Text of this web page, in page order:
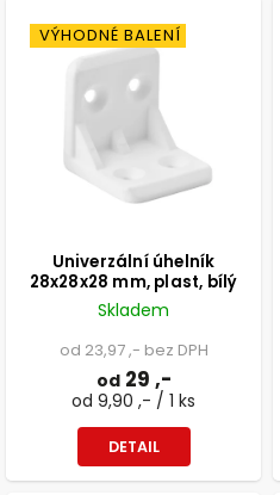
VÝHODNÉ BALENÍ
Univerzální úhelník
28x28x28 mm, plast, bílý
Skladem
od 23,97 ,- bez DPH
od29 ,-
od 9,90 ,- / 1 ks
DETAIL